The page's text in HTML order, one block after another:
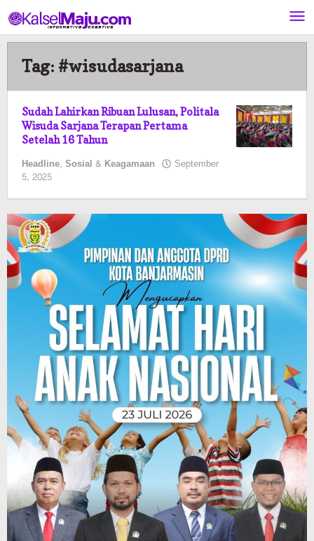
ke
konten
Tag: #wisudasarjana
Sudah Lahirkan Ribuan Lulusan, Politala
Wisuda Sarjana Terapan Pertama
Setelah 16 Tahun
Headline, Sosial & Keagamaan September
5, 2025
Pimred